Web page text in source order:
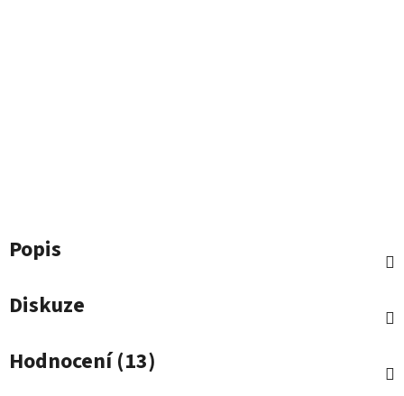
Popis
Diskuze
Hodnocení (13)